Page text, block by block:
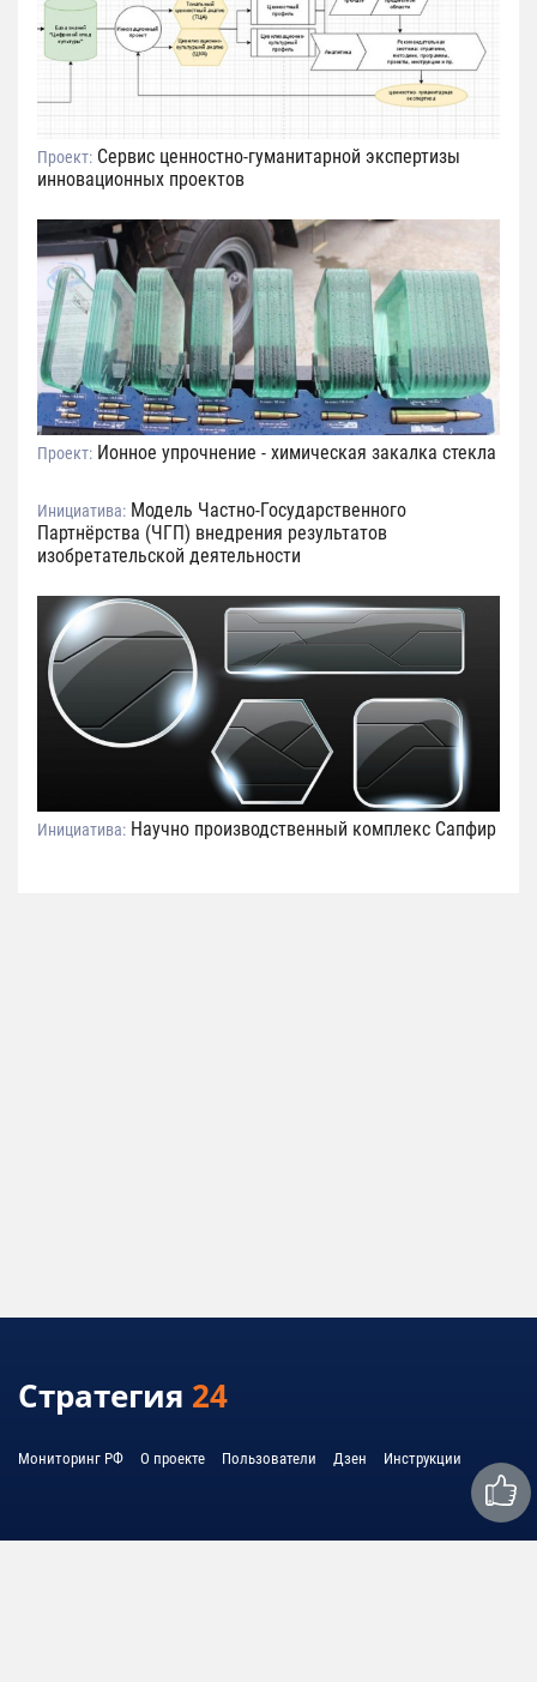
Проект: Сервис ценностно-гуманитарной экспертизы
инновационных проектов
Проект: Ионное упрочнение - химическая закалка стекла
Инициатива: Модель Частно-Государственного
Партнёрства (ЧГП) внедрения результатов
изобретательской деятельности
Инициатива: Научно производственный комплекс Сапфир
Стратегия 24
Мониторинг РФ О проекте Пользователи Дзен Инструкции